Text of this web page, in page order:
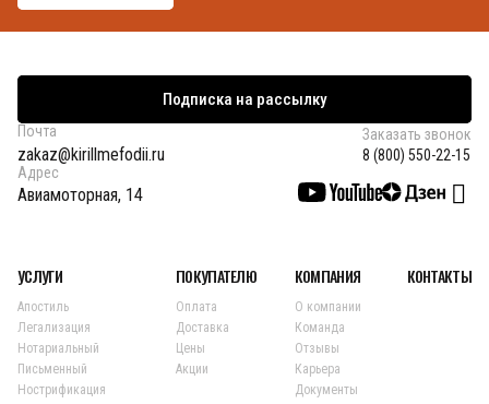
Подписка на рассылку
Почта
zakaz@kirillmefodii.ru
Заказать звонок
8 (800) 550-22-15
Адрес
Авиамоторная, 14
УСЛУГИ
Апостиль
Легализация
Нотариальный
Письменный
Нострификация
ПОКУПАТЕЛЮ
Оплата
Доставка
Цены
Акции
КОМПАНИЯ
О компании
Команда
Отзывы
Карьера
Документы
КОНТАКТЫ